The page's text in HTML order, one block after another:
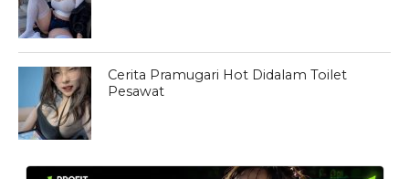
Cerita Pramugari Hot Didalam Toilet
Pesawat